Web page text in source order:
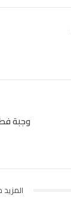
وجبة